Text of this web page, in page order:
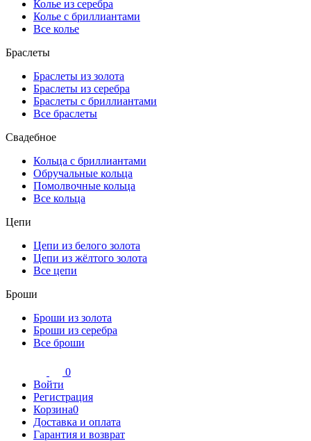
Колье из серебра
Колье с бриллиантами
Все колье
Браслеты
Браслеты из золота
Браслеты из серебра
Браслеты с бриллиантами
Все браслеты
Свадебное
Кольца с бриллиантами
Обручальные кольца
Помолвочные кольца
Все кольца
Цепи
Цепи из белого золота
Цепи из жёлтого золота
Все цепи
Броши
Броши из золота
Броши из серебра
Все броши
0
Войти
Регистрация
Корзина0
Доставка и оплата
Гарантия и возврат